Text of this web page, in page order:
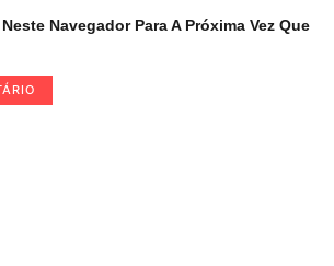
Navegador Para A Próxima Vez Que